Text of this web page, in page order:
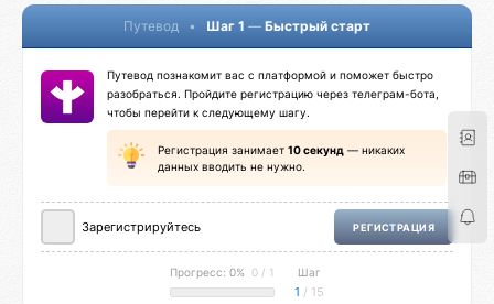
Путевод • Шаг 1 — Быстрый старт
Путевод познакомит вас с платформой и поможет быстро
разобраться. Пройдите регистрацию через телеграм-бота,
чтобы перейти к следующему шагу.
Регистрация занимает 10 секунд — никаких
данных вводить не нужно.
Зарегистрируйтесь РЕГИСТРАЦИЯ
Прогресс: 0% 0 / 1 Шаг
1 / 15